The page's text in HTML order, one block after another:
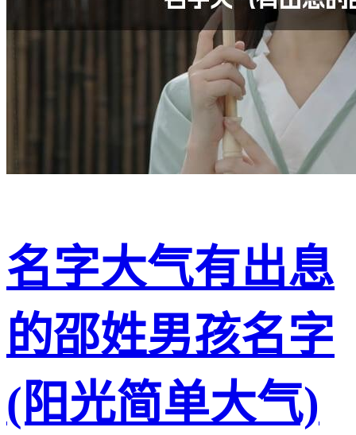
名字大气有出息
的邵姓男孩名字
(阳光简单大气)